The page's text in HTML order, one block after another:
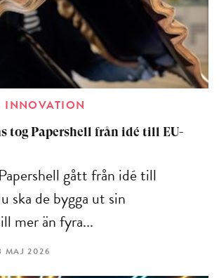
INNOVATION
tog Papershell från idé till EU-
gått från idé till
ska de bygga ut sin
mer än fyra...
MAJ 2026